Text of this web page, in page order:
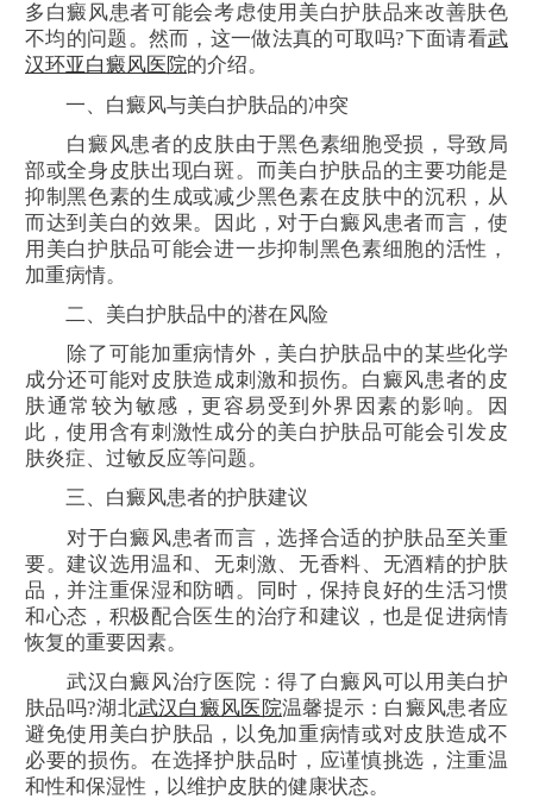
多白癜风患者可能会考虑使用美白护肤品来改善肤色
不均的问题。然而，这一做法真的可取吗?下面请看武
汉环亚白癜风医院的介绍。
一、白癜风与美白护肤品的冲突
白癜风患者的皮肤由于黑色素细胞受损，导致局
部或全身皮肤出现白斑。而美白护肤品的主要功能是
抑制黑色素的生成或减少黑色素在皮肤中的沉积，从
而达到美白的效果。因此，对于白癜风患者而言，使
用美白护肤品可能会进一步抑制黑色素细胞的活性，
加重病情。
二、美白护肤品中的潜在风险
除了可能加重病情外，美白护肤品中的某些化学
成分还可能对皮肤造成刺激和损伤。白癜风患者的皮
肤通常较为敏感，更容易受到外界因素的影响。因
此，使用含有刺激性成分的美白护肤品可能会引发皮
肤炎症、过敏反应等问题。
三、白癜风患者的护肤建议
对于白癜风患者而言，选择合适的护肤品至关重
要。建议选用温和、无刺激、无香料、无酒精的护肤
品，并注重保湿和防晒。同时，保持良好的生活习惯
和心态，积极配合医生的治疗和建议，也是促进病情
恢复的重要因素。
武汉白癜风治疗医院：得了白癜风可以用美白护
肤品吗?湖北武汉白癜风医院温馨提示：白癜风患者应
避免使用美白护肤品，以免加重病情或对皮肤造成不
必要的损伤。在选择护肤品时，应谨慎挑选，注重温
和性和保湿性，以维护皮肤的健康状态。